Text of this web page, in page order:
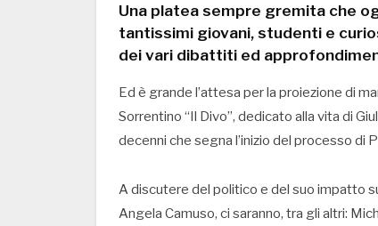
Una platea sempre gremita che
tantissimi giovani, studenti e
dei vari dibattiti ed
Ed è grande l’attesa per la proiezione di
Sorrentino “Il Divo”, dedicato alla vita di
decenni che segna l’inizio del processo di
A discutere del politico e del suo impatto
Angela Camuso, ci saranno, tra gli altri: